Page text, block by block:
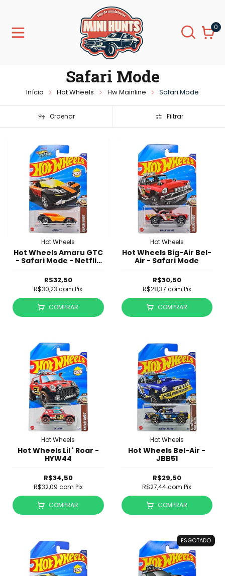
0
Safari Mode
Início Hot Wheels Hw Mainline Safari Mode
Ordenar Filtrar
Hot Wheels
Hot Wheels Amaru GTC
- Safari Mode - Netflix
R$32,50
R$30,23com Pix
COMPRAR
Hot Wheels
Hot Wheels Big-Air Bel-
Air - Safari Mode
R$30,50
R$28,37 com Pix
COMPRAR
Hot Wheels
Hot Wheels Lil ' Roar -
HYW44
R$34,50
R$32,09 com Pix
COMPRAR
Hot Wheels
Hot Wheels Bel-Air -
JBB51
R$29,50
R$27,44com Pix
COMPRAR
ESGOTADO